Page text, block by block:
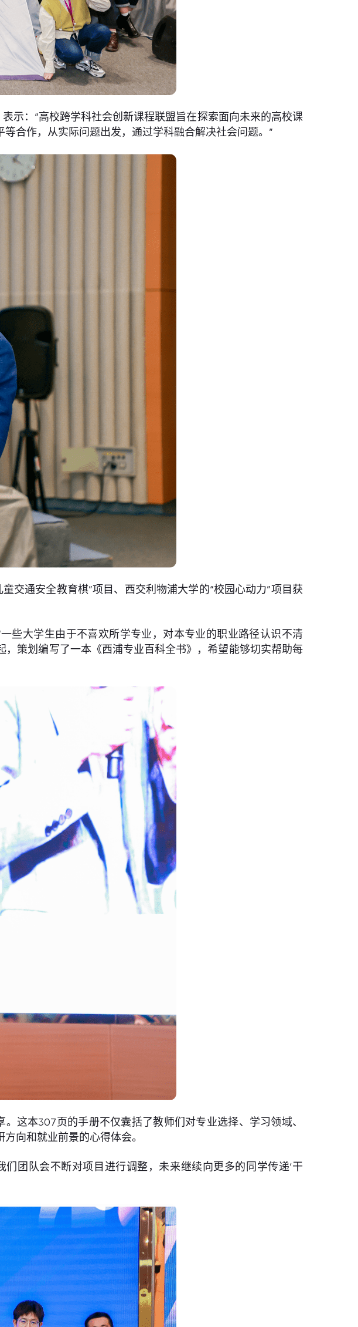
示：“高校跨学科社会创新课程联盟旨在探索面向未来的高校课
合作，从实际问题出发，通过学科融合解决社会问题。”
交通安全教育棋”项目、西交利物浦大学的“校园心动力”项目获
些大学生由于不喜欢所学专业，对本专业的职业路径认识不清
策划编写了一本《西浦专业百科全书》，希望能够切实帮助每
这本307页的手册不仅囊括了教师们对专业选择、学习领域、
向和就业前景的心得体会。
团队会不断对项目进行调整，未来继续向更多的同学传递‘干